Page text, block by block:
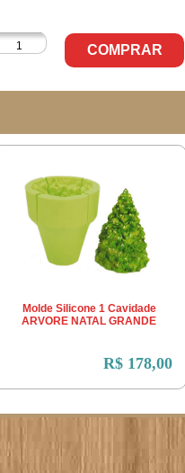
COMPRAR
Molde Silicone 1 Cavidade
ARVORE NATAL GRANDE
R$ 178,00